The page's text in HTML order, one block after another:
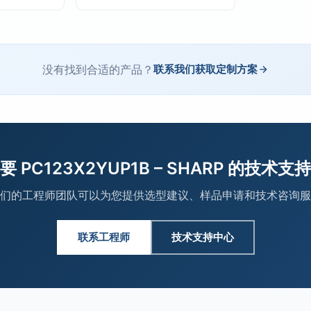
没有找到合适的产品？ 联系我们获取定制方案
PC123X2YUP1B – SHARP 的技术支
的工程师团队可以为您提供选型建议、样品申请和技术咨询
联系工程师 技术支持中心